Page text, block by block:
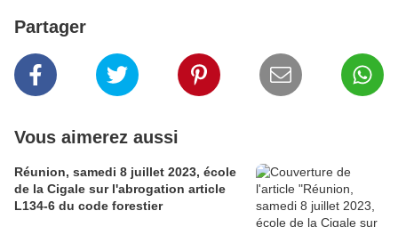
Partager
Vous aimerez aussi
Réunion, samedi 8 juillet 2023, école
de la Cigale sur l'abrogation article
L134-6 du code forestier